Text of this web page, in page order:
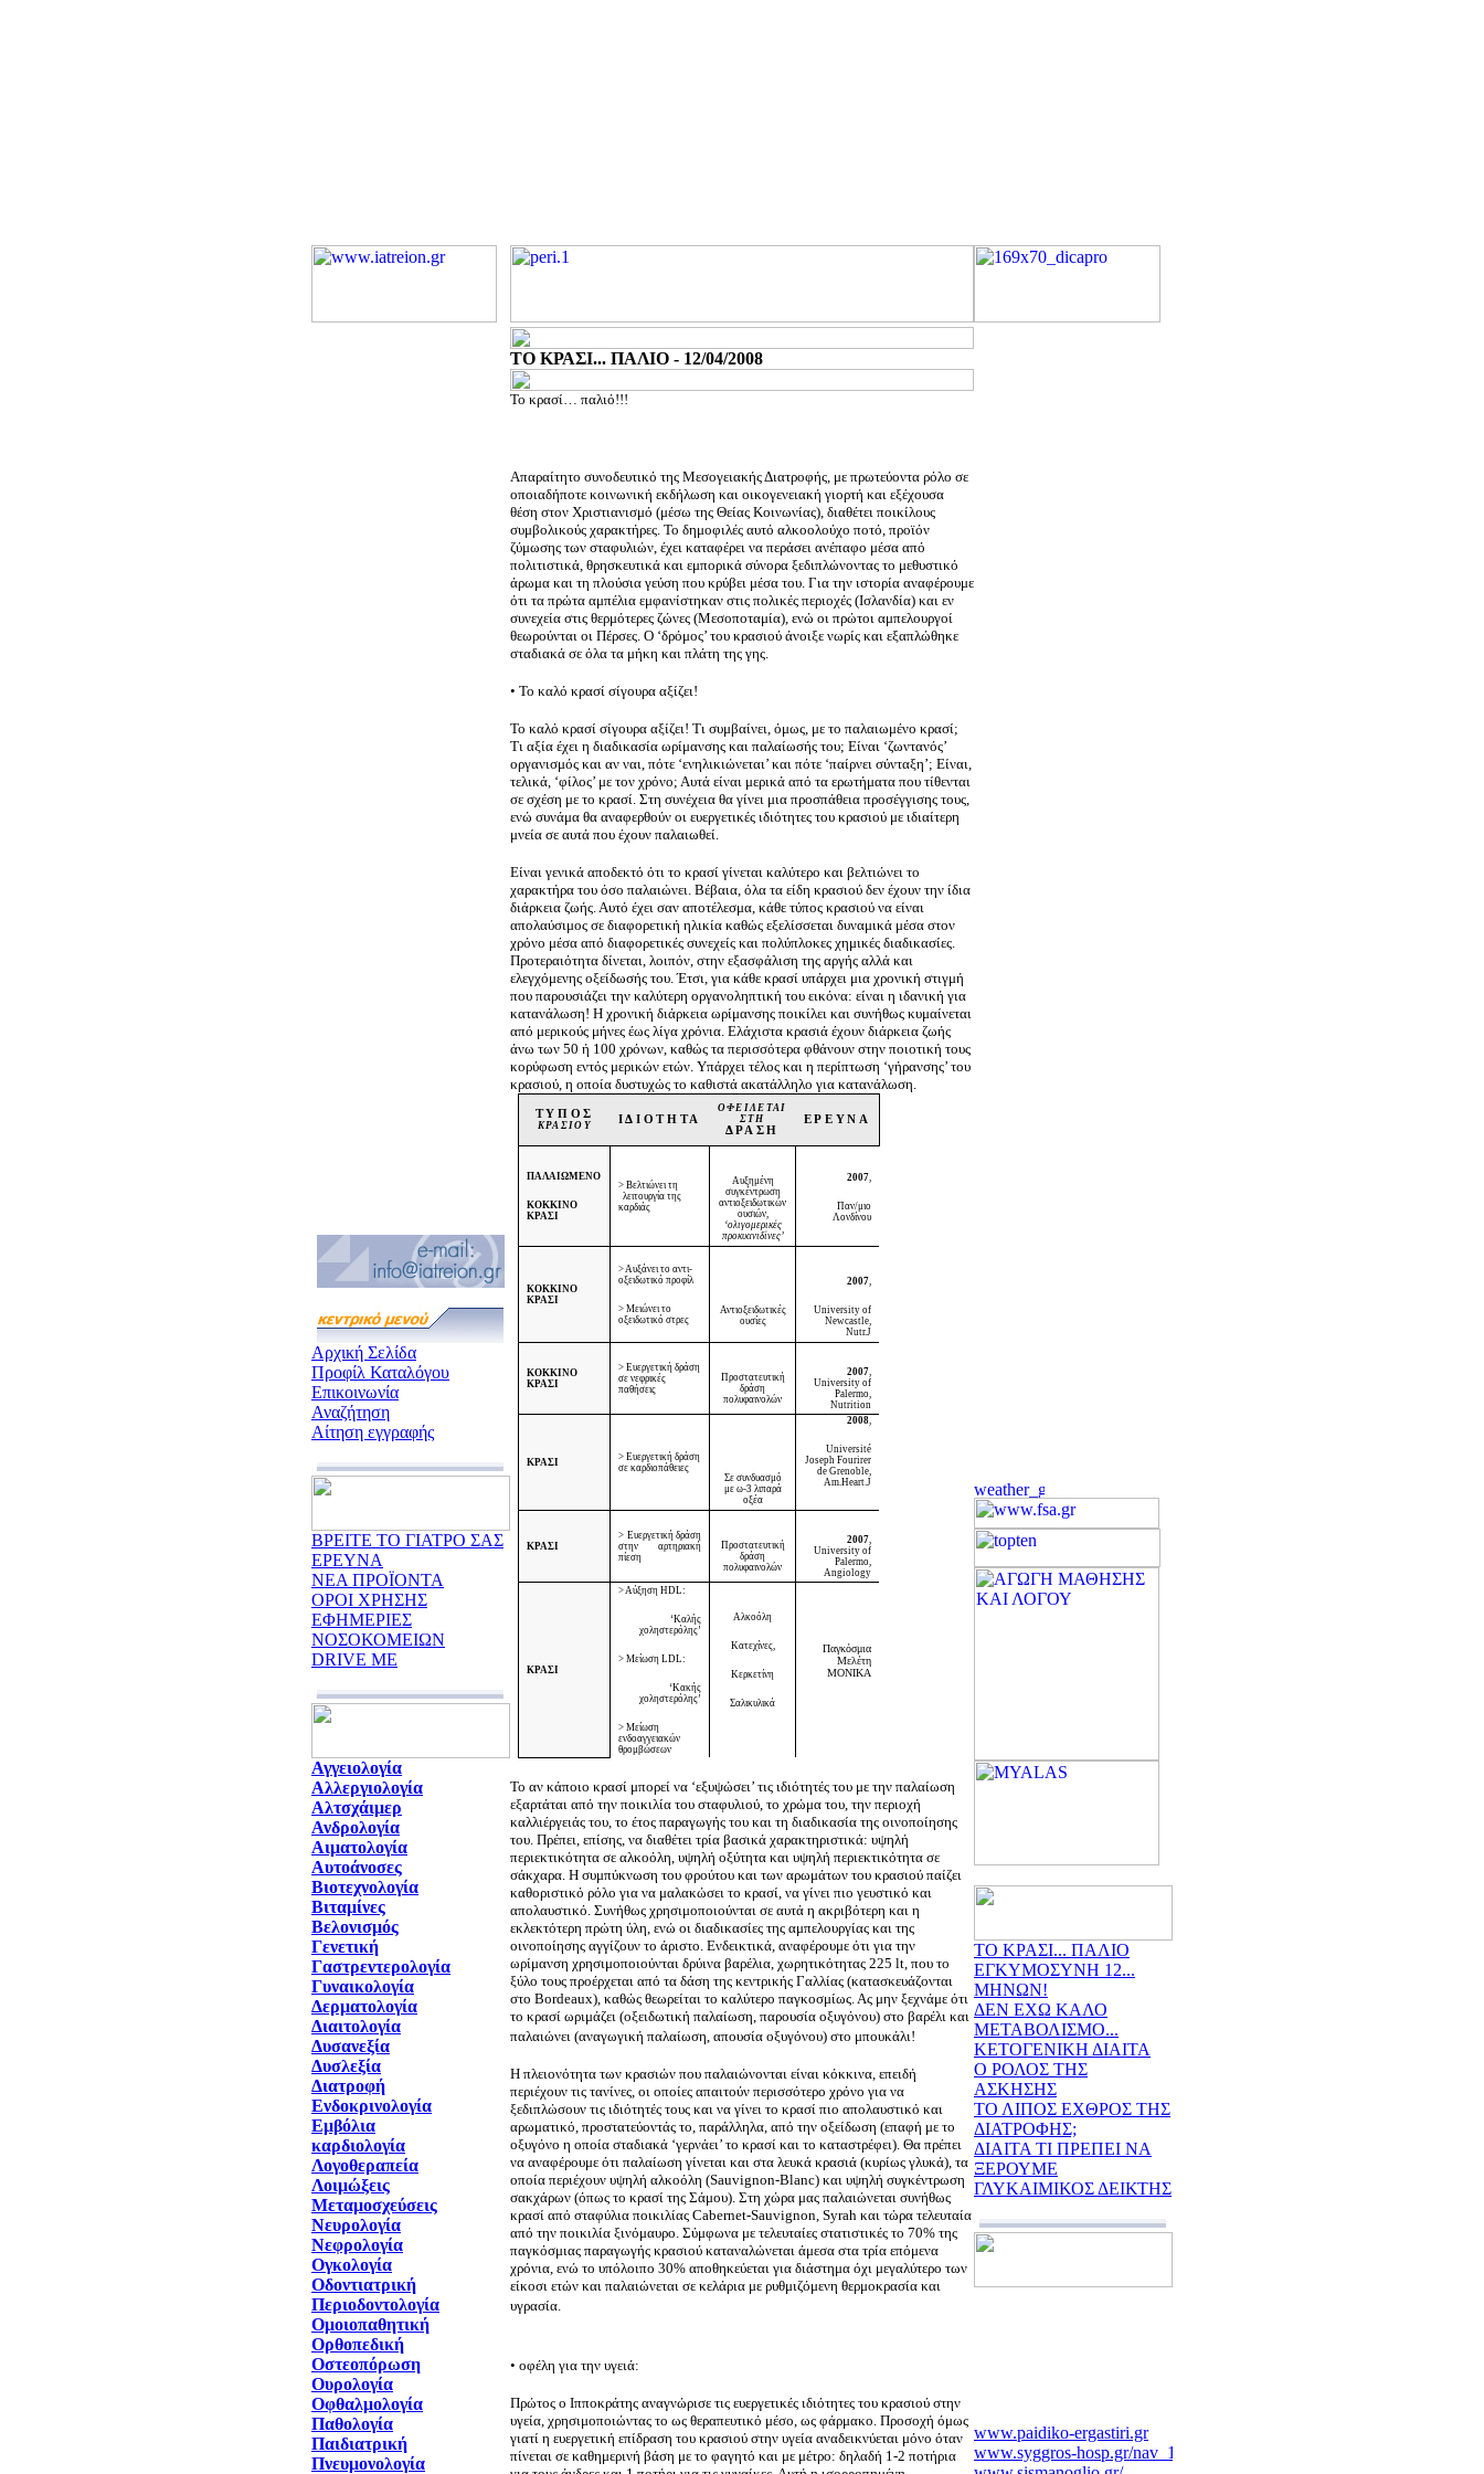
Αρχική Σελίδα
Προφίλ Καταλόγου
Επικοινωνία
Αναζήτηση
Αίτηση εγγραφής
ΒΡΕΙΤΕ ΤΟ ΓΙΑΤΡΟ ΣΑΣ
ΕΡΕΥΝΑ
ΝΕΑ ΠΡΟΪΟΝΤΑ
ΟΡΟΙ ΧΡΗΣΗΣ
ΕΦΗΜΕΡΙΕΣ
ΝΟΣΟΚΟΜΕΙΩΝ
DRIVE ME
Αγγειολογία
Αλλεργιολογία
Αλτσχάιμερ
Ανδρολογία
Αιματολογία
Αυτοάνοσες
Βιοτεχνολογία
Βιταμίνες
Βελονισμός
Γενετική
Γαστρεντερολογία
Γυναικολογία
Δερματολογία
Διαιτολογία
Δυσανεξία
Δυσλεξία
Διατροφή
Ενδοκρινολογία
Εμβόλια
καρδιολογία
Λογοθεραπεία
Λοιμώξεις
Μεταμοσχεύσεις
Νευρολογία
Νεφρολογία
Ογκολογία
Οδοντιατρική
Περιοδοντολογία
Ομοιοπαθητική
Ορθοπεδική
Οστεοπόρωση
Ουρολογία
Οφθαλμολογία
Παθολογία
Παιδιατρική
Πνευμονολογία
ΤΟ ΚΡΑΣΙ... ΠΑΛΙΟ - 12/04/2008
Το κρασί… παλιό!!!
Απαραίτητο συνοδευτικό της Μεσογειακής Διατροφής, με πρωτεύοντα ρόλο σε
οποιαδήποτε κοινωνική εκδήλωση και οικογενειακή γιορτή και εξέχουσα
θέση στον Χριστιανισμό (μέσω της Θείας Κοινωνίας), διαθέτει ποικίλους
συμβολικούς χαρακτήρες. Το δημοφιλές αυτό αλκοολούχο ποτό, προϊόν
ζύμωσης των σταφυλιών, έχει καταφέρει να περάσει ανέπαφο μέσα από
πολιτιστικά, θρησκευτικά και εμπορικά σύνορα ξεδιπλώνοντας το μεθυστικό
άρωμα και τη πλούσια γεύση που κρύβει μέσα του. Για την ιστορία αναφέρουμε
ότι τα πρώτα αμπέλια εμφανίστηκαν στις πολικές περιοχές (Ισλανδία) και εν
συνεχεία στις θερμότερες ζώνες (Μεσοποταμία), ενώ οι πρώτοι αμπελουργοί
θεωρούνται οι Πέρσες. Ο ‘δρόμος’ του κρασιού άνοιξε νωρίς και εξαπλώθηκε
σταδιακά σε όλα τα μήκη και πλάτη της γης.
• Το καλό κρασί σίγουρα αξίζει!
Το καλό κρασί σίγουρα αξίζει! Τι συμβαίνει, όμως, με το παλαιωμένο κρασί;
Τι αξία έχει η διαδικασία ωρίμανσης και παλαίωσής του; Είναι ‘ζωντανός’
οργανισμός και αν ναι, πότε ‘ενηλικιώνεται’ και πότε ‘παίρνει σύνταξη’; Είναι,
τελικά, ‘φίλος’ με τον χρόνο; Αυτά είναι μερικά από τα ερωτήματα που τίθενται
σε σχέση με το κρασί. Στη συνέχεια θα γίνει μια προσπάθεια προσέγγισης τους,
ενώ συνάμα θα αναφερθούν οι ευεργετικές ιδιότητες του κρασιού με ιδιαίτερη
μνεία σε αυτά που έχουν παλαιωθεί.
Είναι γενικά αποδεκτό ότι το κρασί γίνεται καλύτερο και βελτιώνει το
χαρακτήρα του όσο παλαιώνει. Βέβαια, όλα τα είδη κρασιού δεν έχουν την ίδια
διάρκεια ζωής. Αυτό έχει σαν αποτέλεσμα, κάθε τύπος κρασιού να είναι
απολαύσιμος σε διαφορετική ηλικία καθώς εξελίσσεται δυναμικά μέσα στον
χρόνο μέσα από διαφορετικές συνεχείς και πολύπλοκες χημικές διαδικασίες.
Προτεραιότητα δίνεται, λοιπόν, στην εξασφάλιση της αργής αλλά και
ελεγχόμενης οξείδωσής του. Έτσι, για κάθε κρασί υπάρχει μια χρονική στιγμή
που παρουσιάζει την καλύτερη οργανοληπτική του εικόνα: είναι η ιδανική για
κατανάλωση! Η χρονική διάρκεια ωρίμανσης ποικίλει και συνήθως κυμαίνεται
από μερικούς μήνες έως λίγα χρόνια. Ελάχιστα κρασιά έχουν διάρκεια ζωής
άνω των 50 ή 100 χρόνων, καθώς τα περισσότερα φθάνουν στην ποιοτική τους
κορύφωση εντός μερικών ετών. Υπάρχει τέλος και η περίπτωση ‘γήρανσης’ του
κρασιού, η οποία δυστυχώς το καθιστά ακατάλληλο για κατανάλωση.
ΤΥΠΟΣ
ΚΡΑΣΙΟΥ ΙΔΙΟΤΗΤΑ
ΟΦΕΙΛΕΤΑΙ
ΣΤΗ
ΔΡΑΣΗ
ΕΡΕΥΝΑ
ΠΑΛΑΙΩΜΕΝΟ
ΚΟΚΚΙΝΟ
ΚΡΑΣΙ
> Βελτιώνει τη
λειτουργία της
καρδιάς
Αυξημένη
συγκέντρωση
αντιοξειδωτικών
ουσιών,
‘ολιγομερικές
προκυανιδίνες’
2007,
Παν/μιο
Λονδίνου
ΚΟΚΚΙΝΟ
ΚΡΑΣΙ
> Αυξάνει το αντι-
οξειδωτικό προφίλ
> Μειώνει το
οξειδωτικό στρες
Αντιοξειδωτικές
ουσίες
2007,
University of
Newcastle,
Nutr.J
ΚΟΚΚΙΝΟ
ΚΡΑΣΙ
> Ευεργετική δράση
σε νεφρικές
παθήσεις
Προστατευτική
δράση
πολυφαινολών
2007,
University of
Palermo,
Nutrition
ΚΡΑΣΙ
> Ευεργετική δράση
σε καρδιοπάθειες
Σε συνδυασμό
με ω-3 λιπαρά
οξέα
2008,
Université
Joseph Fourirer
de Grenoble,
Am.Heart.J
ΚΡΑΣΙ
> Ευεργετική δράση
στην αρτηριακή
πίεση
Προστατευτική
δράση
πολυφαινολών
2007,
University of
Palermo,
Angiology
ΚΡΑΣΙ
> ΑύξησηHDL:
‘Καλής
χοληστερόλης’
> ΜείωσηLDL:
‘Κακής
χοληστερόλης’
> Μείωση
ενδοαγγειακών
θρομβώσεων
Αλκοόλη
Κατεχίνες,
Κερκετίνη
Σαλικυλικά
Παγκόσμια
Μελέτη
MONIKA
Το αν κάποιο κρασί μπορεί να ‘εξυψώσει’ τις ιδιότητές του με την παλαίωση
εξαρτάται από την ποικιλία του σταφυλιού, το χρώμα του, την περιοχή
καλλιέργειάς του, το έτος παραγωγής του και τη διαδικασία της οινοποίησης
του. Πρέπει, επίσης, να διαθέτει τρία βασικά χαρακτηριστικά: υψηλή
περιεκτικότητα σε αλκοόλη, υψηλή οξύτητα και υψηλή περιεκτικότητα σε
σάκχαρα. Η συμπύκνωση του φρούτου και των αρωμάτων του κρασιού παίζει
καθοριστικό ρόλο για να μαλακώσει το κρασί, να γίνει πιο γευστικό και
απολαυστικό. Συνήθως χρησιμοποιούνται σε αυτά η ακριβότερη και η
εκλεκτότερη πρώτη ύλη, ενώ οι διαδικασίες της αμπελουργίας και της
οινοποίησης αγγίζουν το άριστο. Ενδεικτικά, αναφέρουμε ότι για την
ωρίμανση χρησιμοποιούνται δρύινα βαρέλια, χωρητικότητας 225 lt, που το
ξύλο τους προέρχεται από τα δάση της κεντρικής Γαλλίας (κατασκευάζονται
στο Bordeaux), καθώς θεωρείται το καλύτερο παγκοσμίως. Ας μην ξεχνάμε ότι
το κρασί ωριμάζει (οξειδωτική παλαίωση, παρουσία οξυγόνου) στο βαρέλι και
παλαιώνει (αναγωγική παλαίωση, απουσία οξυγόνου) στο μπουκάλι!
Η πλειονότητα των κρασιών που παλαιώνονται είναι κόκκινα, επειδή
περιέχουν τις τανίνες, οι οποίες απαιτούν περισσότερο χρόνο για να
ξεδιπλώσουν τις ιδιότητές τους και να γίνει το κρασί πιο απολαυστικό και
αρωματικό, προστατεύοντάς το, παράλληλα, από την οξείδωση (επαφή με το
οξυγόνο η οποία σταδιακά ‘γερνάει’ το κρασί και το καταστρέφει). Θα πρέπει
να αναφέρουμε ότι παλαίωση γίνεται και στα λευκά κρασιά (κυρίως γλυκά), τα
οποία περιέχουν υψηλή αλκοόλη (Sauvignon-Blanc) και υψηλή συγκέντρωση
σακχάρων (όπως το κρασί της Σάμου). Στη χώρα μας παλαιώνεται συνήθως
κρασί από σταφύλια ποικιλίας Cabernet-Sauvignon, Syrah και τώρα τελευταία
από την ποικιλία ξινόμαυρο. Σύμφωνα με τελευταίες στατιστικές το 70% της
παγκόσμιας παραγωγής κρασιού καταναλώνεται άμεσα στα τρία επόμενα
χρόνια, ενώ το υπόλοιπο 30% αποθηκεύεται για διάστημα όχι μεγαλύτερο των
είκοσι ετών και παλαιώνεται σε κελάρια με ρυθμιζόμενη θερμοκρασία και
υγρασία.
• οφέλη για την υγειά:
Πρώτος ο Ιπποκράτης αναγνώρισε τις ευεργετικές ιδιότητες του κρασιού στην
υγεία, χρησιμοποιώντας το ως θεραπευτικό μέσο, ως φάρμακο. Προσοχή όμως
γιατί η ευεργετική επίδραση του κρασιού στην υγεία αναδεικνύεται μόνο όταν
πίνεται σε καθημερινή βάση με το φαγητό και με μέτρο: δηλαδή 1-2 ποτήρια
ΤΟ ΚΡΑΣΙ... ΠΑΛΙΟ
ΕΓΚΥΜΟΣΥΝΗ 12...
ΜΗΝΩΝ!
ΔΕΝ ΕΧΩ ΚΑΛΟ
ΜΕΤΑΒΟΛΙΣΜΟ...
ΚΕΤΟΓΕΝΙΚΗ ΔΙΑΙΤΑ
Ο ΡΟΛΟΣ ΤΗΣ
ΑΣΚΗΣΗΣ
ΤΟ ΛΙΠΟΣ ΕΧΘΡΟΣ ΤΗΣ
ΔΙΑΤΡΟΦΗΣ;
ΔΙΑΙΤΑ ΤΙ ΠΡΕΠΕΙ ΝΑ
ΞΕΡΟΥΜΕ
ΓΛΥΚΑΙΜΙΚΟΣ ΔΕΙΚΤΗΣ
www.paidiko-ergastiri.gr
www.syggros-hosp.gr/nav_1.htm
www.sismanoglio.gr/